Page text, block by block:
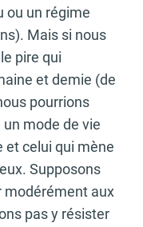
ou un régime
Mais si nous
pire qui
et demie (de
pourrions
mode de vie
celui qui mène
Supposons
modérément aux
pas y résister